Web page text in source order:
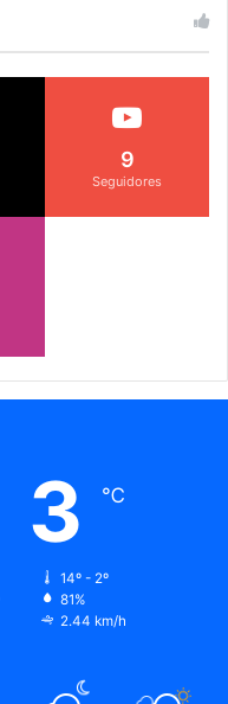
9
Seguidores
3 ℃
14º - 2º
81%
2.44 km/h